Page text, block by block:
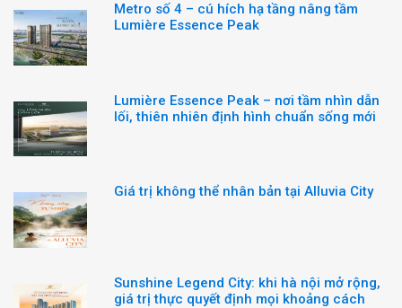
Metro số 4 – cú hích hạ tầng nâng tầm
Lumière Essence Peak
Lumière Essence Peak – nơi tầm nhìn dẫn
lối, thiên nhiên định hình chuẩn sống mới
Giá trị không thể nhân bản tại Alluvia City
Sunshine Legend City: khi hà nội mở rộng,
giá trị thực quyết định mọi khoảng cách